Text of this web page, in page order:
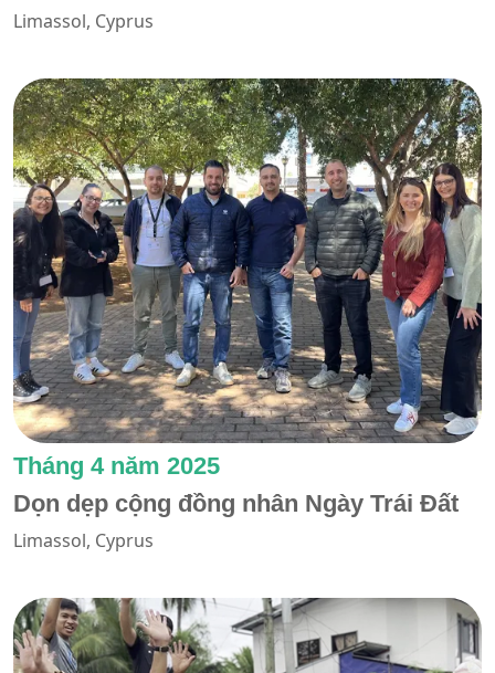
Limassol, Cyprus
Tháng 4 năm 2025
Dọn dẹp cộng đồng nhân Ngày Trái Đất
Limassol, Cyprus